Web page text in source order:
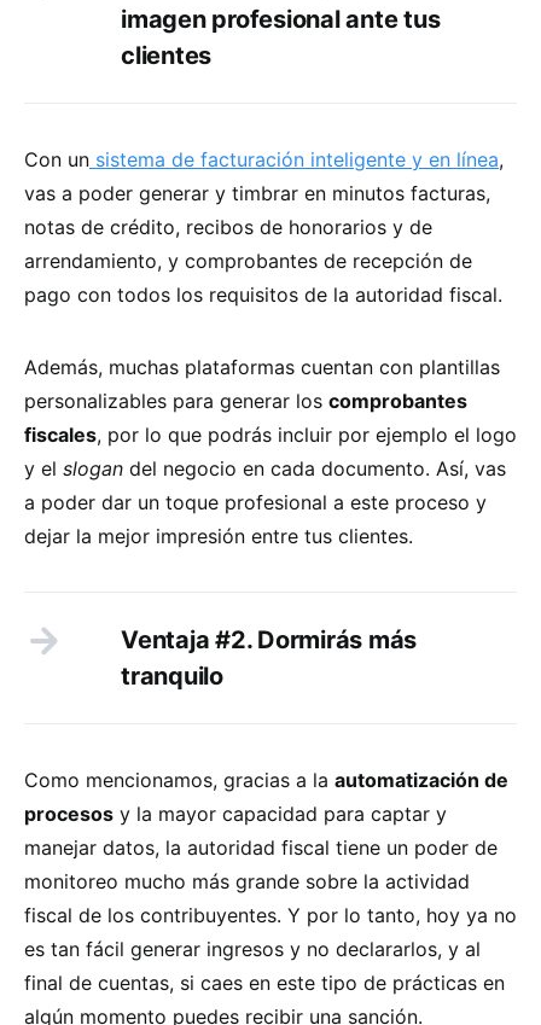
imagen profesional ante tus
clientes
Con un sistema de facturación inteligente y en línea,
vas a poder generar y timbrar en minutos facturas,
notas de crédito, recibos de honorarios y de
arrendamiento, y comprobantes de recepción de
pago con todos los requisitos de la autoridad fiscal.
Además, muchas plataformas cuentan con plantillas
personalizables para generar los comprobantes
fiscales, por lo que podrás incluir por ejemplo el logo
y el slogan del negocio en cada documento. Así, vas
a poder dar un toque profesional a este proceso y
dejar la mejor impresión entre tus clientes.
Ventaja #2. Dormirás más
tranquilo
Como mencionamos, gracias a la automatización de
procesos y la mayor capacidad para captar y
manejar datos, la autoridad fiscal tiene un poder de
monitoreo mucho más grande sobre la actividad
fiscal de los contribuyentes. Y por lo tanto, hoy ya no
es tan fácil generar ingresos y no declararlos, y al
final de cuentas, si caes en este tipo de prácticas en
algún momento puedes recibir una sanción.